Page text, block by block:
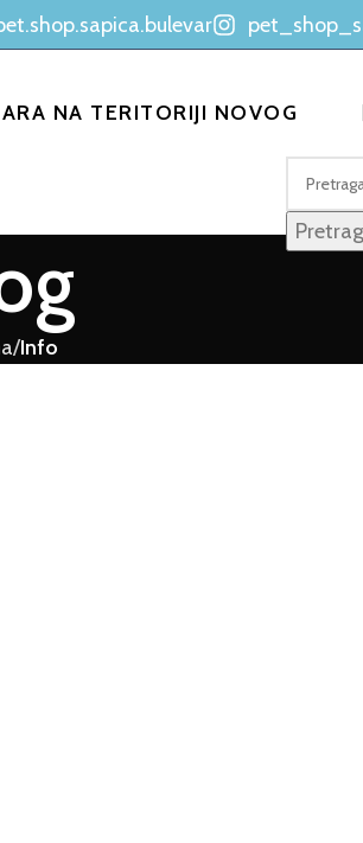
NA TERITORIJI NOVOG
Info